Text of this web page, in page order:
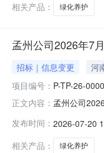
相关产品：
绿化养护
孟州公司2026年7
招标｜信息变更 河
项目编号： P-TP-26-
正文内容： 孟州公司
执行人联系
发布时间： 2026-07-20
相关产品：
绿化养护